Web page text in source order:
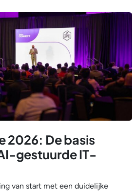
2026: De basis
gestuurde IT-
van start met een duidelijke